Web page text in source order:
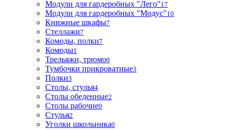
Модули для гардеробных "Лего"17
Модули для гардеробных "Модус"10
Книжные шкафы7
Стеллажи7
Комоды, полки7
Комоды1
Трельяжи, трюмо0
Тумбочки прикроватные3
Полки3
Столы, стулья4
Столы обеденные2
Столы рабочие0
Стулья2
Уголки школьника0